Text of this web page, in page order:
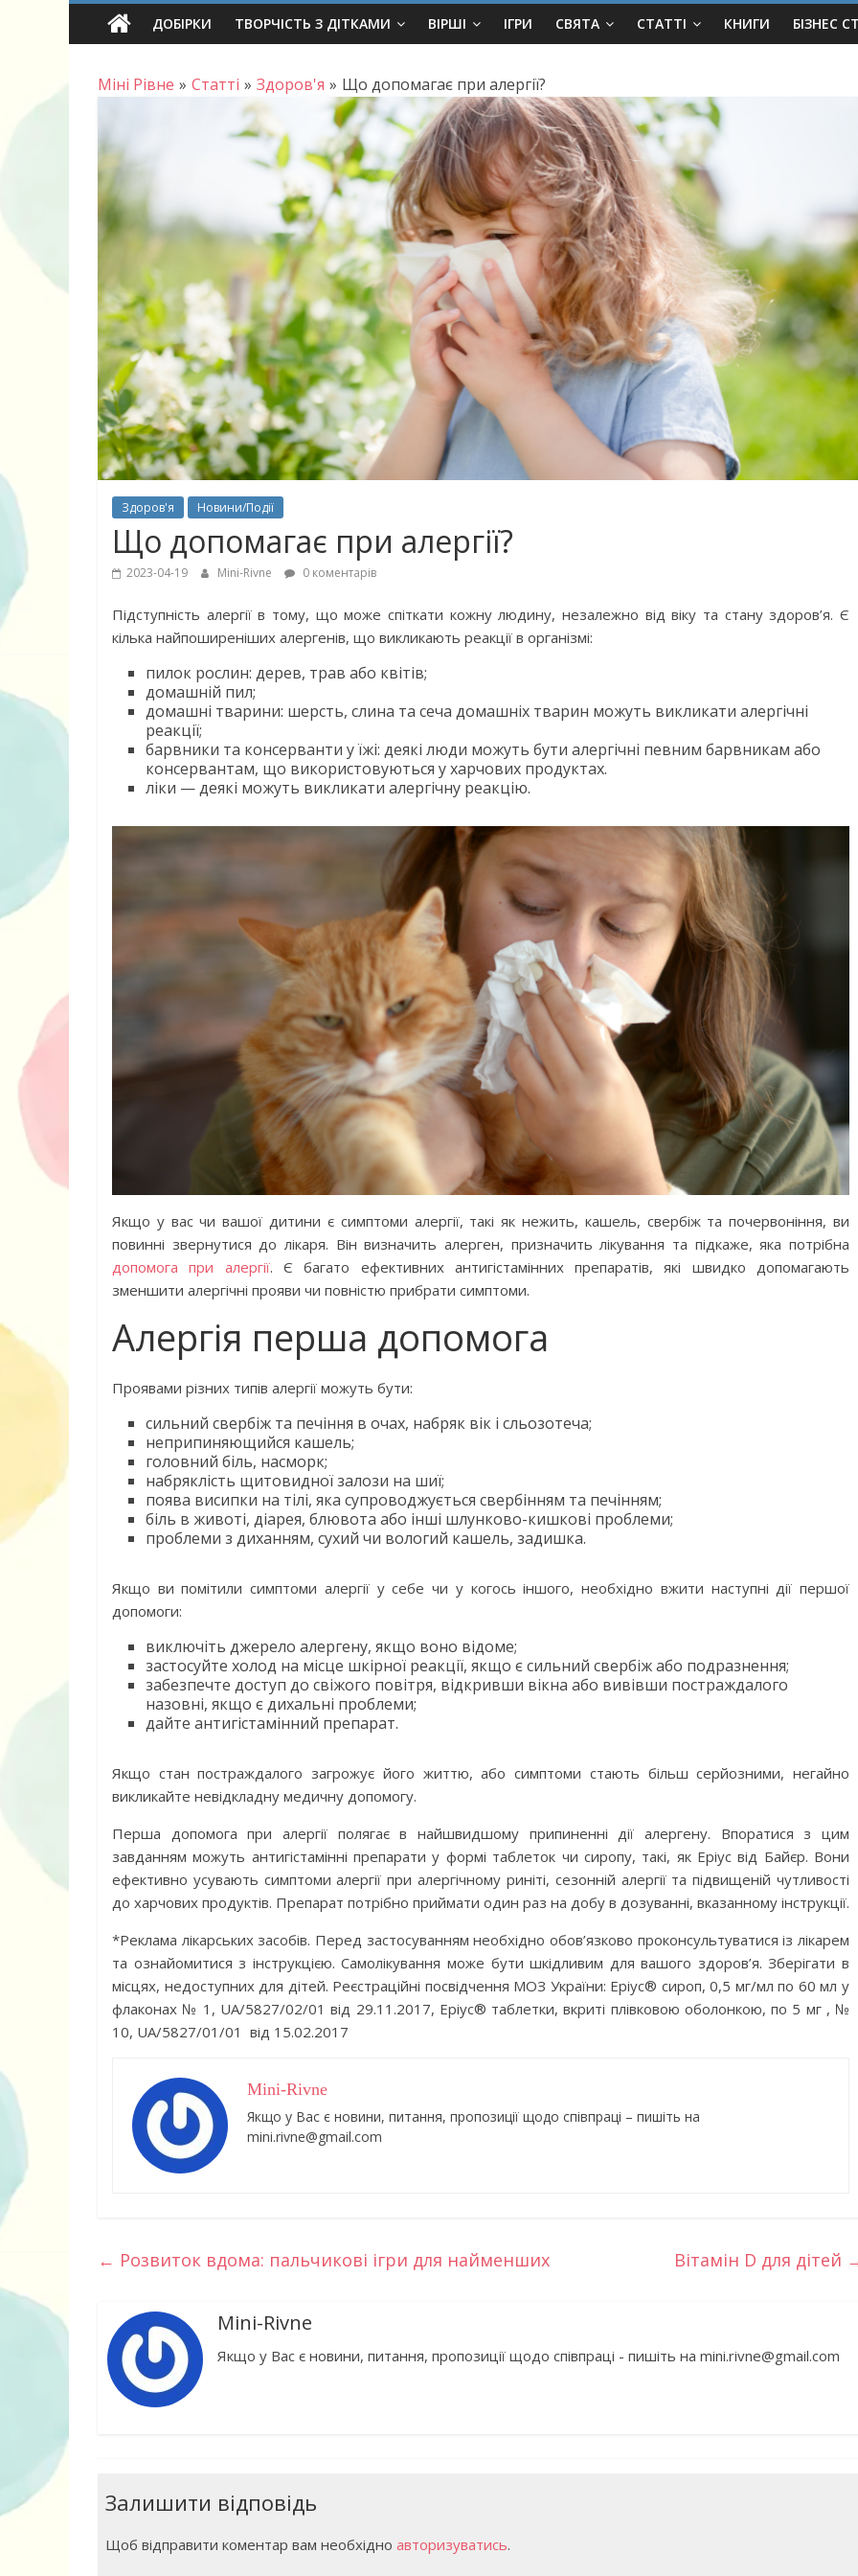
Skip
ДОБІРКИ ТВОРЧІСТЬ З ДІТКАМИ ВІРШІ ІГРИ СВЯТА СТАТТІ КНИГИ БІЗНЕС
Міні Рівне » Статті » Здоров'я » Що допомагає при алергії?
Здоров'я Новини/Події
Що допомагає при алергії?
2023-04-19 Mini-Rivne 0 коментарів
Підступність алергії в тому, що може спіткати кожну людину, незалежно від віку та стану здоров’я. Є
кілька найпоширеніших алергенів, що викликають реакції в організмі:
пилок рослин: дерев, трав або квітів;
домашній пил;
домашні тварини: шерсть, слина та сеча домашніх тварин можуть викликати алергічні
реакції;
барвники та консерванти у їжі: деякі люди можуть бути алергічні певним барвникам або
консервантам, що використовуються у харчових продуктах.
ліки — деякі можуть викликати алергічну реакцію.
Якщо у вас чи вашої дитини є симптоми алергії, такі як нежить, кашель, свербіж та почервоніння, ви
повинні звернутися до лікаря. Він визначить алерген, призначить лікування та підкаже, яка потрібна
допомога при алергії. Є багато ефективних антигістамінних препаратів, які швидко допомагають
зменшити алергічні прояви чи повністю прибрати симптоми.
Алергія перша допомога
Проявами різних типів алергії можуть бути:
сильний свербіж та печіння в очах, набряк вік і сльозотеча;
неприпиняющийся кашель;
головний біль, насморк;
набряклість щитовидної залози на шиї;
поява висипки на тілі, яка супроводжується свербінням та печінням;
біль в животі, діарея, блювота або інші шлунково-кишкові проблеми;
проблеми з диханням, сухий чи вологий кашель, задишка.
Якщо ви помітили симптоми алергії у себе чи у когось іншого, необхідно вжити наступні дії першої
допомоги:
виключіть джерело алергену, якщо воно відоме;
застосуйте холод на місце шкірної реакції, якщо є сильний свербіж або подразнення;
забезпечте доступ до свіжого повітря, відкривши вікна або вивівши постраждалого
назовні, якщо є дихальні проблеми;
дайте антигістамінний препарат.
Якщо стан постраждалого загрожує його життю, або симптоми стають більш серйозними, негайно
викликайте невідкладну медичну допомогу.
Перша допомога при алергії полягає в найшвидшому припиненні дії алергену. Впоратися з цим
завданням можуть антигістамінні препарати у формі таблеток чи сиропу, такі, як Еріус від Байєр. Вони
ефективно усувають симптоми алергії при алергічному риніті, сезонній алергії та підвищеній чутливості
до харчових продуктів. Препарат потрібно приймати один раз на добу в дозуванні, вказанному інструкції.
*Реклама лікарських засобів. Перед застосуванням необхідно обов’язково проконсультуватися із лікарем
та ознайомитися з інструкцією. Самолікування може бути шкідливим для вашого здоров’я. Зберігати в
місцях, недоступних для дітей. Реєстраційні посвідчення МОЗ України: Еріус® сироп, 0,5 мг/мл по 60 мл у
флаконах № 1, UA/5827/02/01 від 29.11.2017, Еріус® таблетки, вкриті плівковою оболонкою, по 5 мг , №
10, UA/5827/01/01 від 15.02.2017
Mini-Rivne
Якщо у Вас є новини, питання, пропозиції щодо співпраці – пишіть на
mini.rivne@gmail.com
← Розвиток вдома: пальчикові ігри для найменших Вітамін D для дітей
Mini-Rivne
Якщо у Вас є новини, питання, пропозиції щодо співпраці - пишіть на mini.rivne@gmail.com
Залишити відповідь
Щоб відправити коментар вам необхідно авторизуватись.
10 найкращих фільмів для
дітей, що пояснюють складні
питання просто
Чарівні українські колискові
пісні для дітей (слова та
музика)
10 ігор з усього світу, щоб
нарешті відірвати дітей від
планшетів
Ігри та конкурси на Новий рік
для всієї сім’ї — ідеї для
святкового вечора
Книга «Як любити дитину»
Корчак Януш
Дитячий спортивно-ігровий
майданчик на Лебединці
майданчик в парку ім. Т.
ДНЗ ясла-садок №2
розвитку – Пізнайко
Приватні садочки Рівного